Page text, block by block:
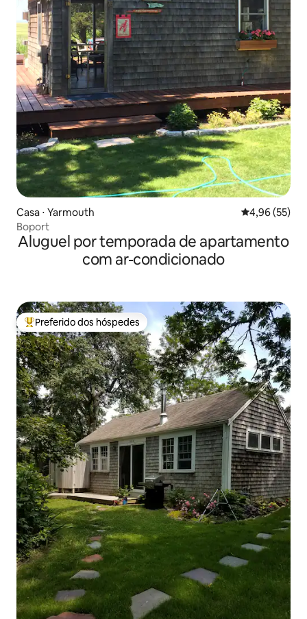
Casa ⋅ Yarmouth 4,96 de uma
4,96 (55)
Boport
Aluguel por temporada de apartamento
com ar-condicionado
Entre os melhores preferidos dos hóspedes
Preferido dos hóspedes